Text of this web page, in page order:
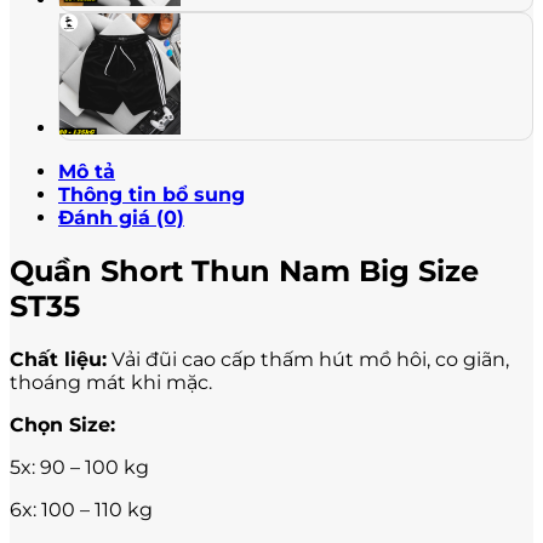
Mô tả
Thông tin bổ sung
Đánh giá (0)
Quần Short Thun Nam Big Size
ST35
Chất liệu: Vải đũi cao cấp thấm hút mồ hôi, co giãn,
thoáng mát khi mặc.
Chọn Size:
5x: 90 – 100 kg
6x: 100 – 110 kg